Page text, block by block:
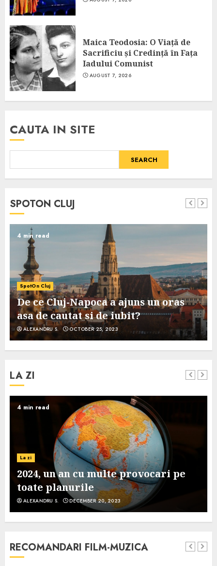
Maica Teodosia: O Viață de
Sacrificiu și Credință în Fața
Iadului Comunist
AUGUST 7, 2026
CAUTA IN SITE
SEARCH
SPOTON CLUJ
4 min read
SpotOn Cluj
De ce Cluj-Napoca a ajuns un oras
asa de cautat si de iubit?
ALEXANDRU S. OCTOBER 25, 2023
LA ZI
4 min read
La zi
2024, un an cu multe provocari pe
toate planurile
ALEXANDRU S. DECEMBER 20, 2023
RECOMANDARI FILM-MUZICA